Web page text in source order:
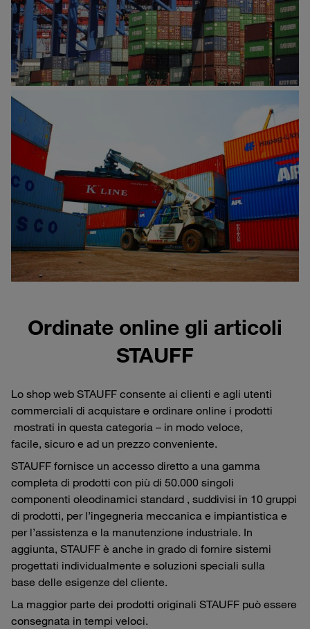
Ordinate online gli articoli
STAUFF
Lo shop web STAUFF consente ai clienti e agli utenti
commerciali di acquistare e ordinare online i prodotti
mostrati in questa categoria – in modo veloce,
facile, sicuro e ad un prezzo conveniente.
STAUFF fornisce un accesso diretto a una gamma
completa di prodotti con più di 50.000 singoli
componenti oleodinamici standard , suddivisi in 10 gruppi
di prodotti, per l’ingegneria meccanica e impiantistica e
per l’assistenza e la manutenzione industriale. In
aggiunta, STAUFF è anche in grado di fornire sistemi
progettati individualmente e soluzioni speciali sulla
base delle esigenze del cliente.
La maggior parte dei prodotti originali STAUFF può essere
consegnata in tempi veloci.